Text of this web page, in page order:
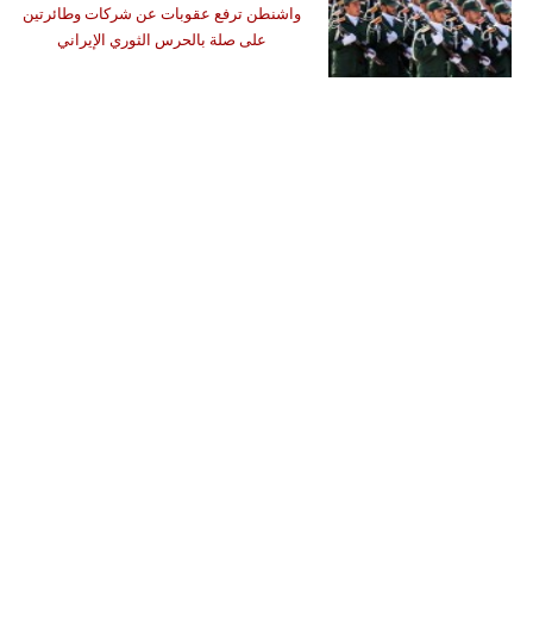
واشنطن ترفع عقوبات عن شركات وطائرتين
على صلة بالحرس الثوري الإيراني